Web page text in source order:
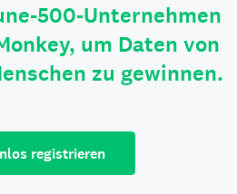
500-Unternehmen
um Daten von
zu gewinnen.
registrieren